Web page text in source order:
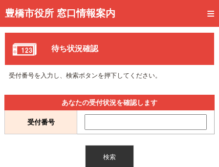
豊橋市役所 窓口情報案内
トップページ
事前予約
予約状況確認
待ち状況確認
交付状況確認
待ち状況確認
受付番号を入力し、検索ボタンを押下してください。
あなたの受付状況を確認します
受付番号